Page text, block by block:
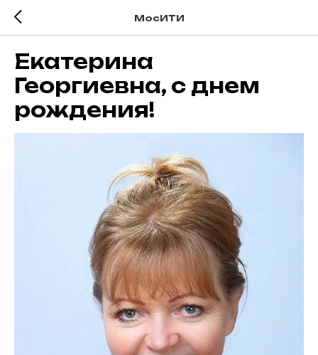
МосИТИ
Екатерина
Георгиевна, с днем
рождения!